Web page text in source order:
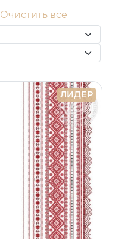
Очистить все
ЛИДЕР